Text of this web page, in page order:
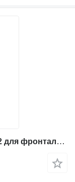
RIM BAS 5 PIECES Caterpillar 6C3292 для фронтального погрузчика Caterpillar 980C, 980F, 980F II 814B, 966D 980G, 980G II 824G, 824G II, 824H